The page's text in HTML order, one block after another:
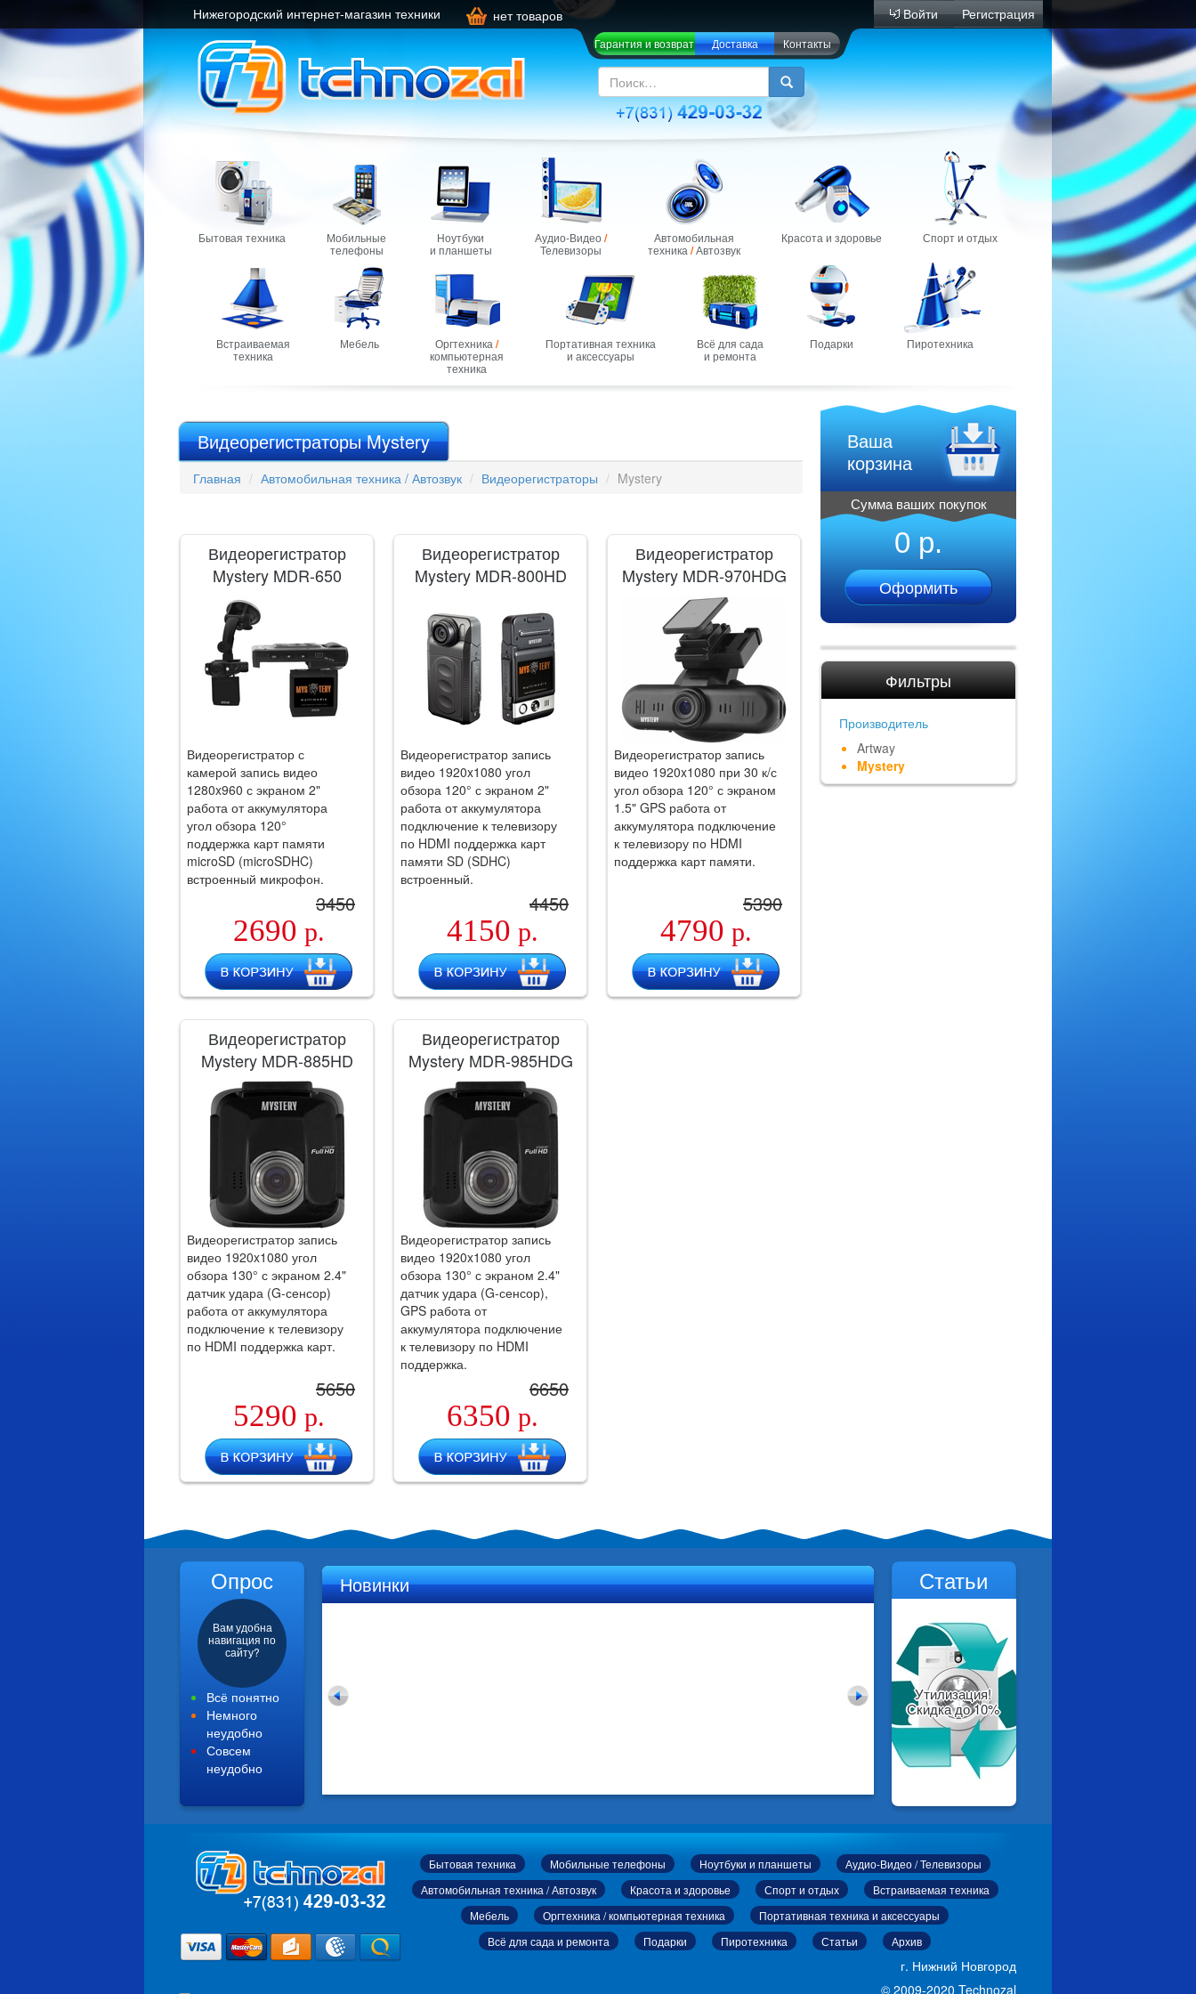
Нижегородский интернет-магазин техники нет товаров
Гарантия и возврат Доставка Контакты
Войти Регистрация
Бытовая техника
Мобильные
телефоны
Ноутбуки
и планшеты
Аудио-Видео/
Телевизоры
Автомобильная
техника /Автозвук
Красота и здоровье Спорт и отдых
Встраиваемая
техника
Мебель Оргтехника /
компьютерная
техника
Портативная техника
и аксессуары
Всё для сада
и ремонта
Подарки Пиротехника
Видеорегистраторы Mystery
Главная Автомобильная техника / Автозвук Видеорегистраторы Mystery
Видеорегистратор
Mystery MDR-650
Видеорегистратор с
камерой запись видео
1280x960 с экраном 2"
работа от аккумулятора
угол обзора 120°
поддержка карт памяти
microSD (microSDHC)
встроенный микрофон.
3450
2690 р.
Видеорегистратор
Mystery MDR-800HD
Видеорегистратор запись
видео 1920x1080 угол
обзора 120° с экраном 2"
работа от аккумулятора
подключение к телевизору
по HDMI поддержка карт
памяти SD (SDHC)
встроенный.
4450
4150 р.
Видеорегистратор
Mystery MDR-970HDG
Видеорегистратор запись
видео 1920x1080 при 30 к/с
угол обзора 120° с экраном
1.5" GPS работа от
аккумулятора подключение
к телевизору по HDMI
поддержка карт памяти.
5390
4790 р.
Видеорегистратор
Mystery MDR-885HD
Видеорегистратор запись
видео 1920x1080 угол
обзора 130° с экраном 2.4"
датчик удара (G-сенсор)
работа от аккумулятора
подключение к телевизору
по HDMI поддержка карт.
5650
5290 р.
Видеорегистратор
Mystery MDR-985HDG
Видеорегистратор запись
видео 1920x1080 угол
обзора 130° с экраном 2.4"
датчик удара (G-сенсор),
GPS работа от
аккумулятора подключение
к телевизору по HDMI
поддержка.
6650
6350 р.
Ваша
корзина
Сумма ваших покупок
0 р.
Оформить
Фильтры
Производитель
Artway
Mystery
Опрос
Вам удобна
навигация по
сайту?
Всё понятно
Немного
неудобно
Совсем
неудобно
Новинки Статьи
Утилизация!
Скидка до 10%
Бытовая техника Мобильные телефоны Ноутбуки и планшеты
Аудио-Видео / Телевизоры
Автомобильная техника / Автозвук
Красота и здоровье Спорт и отдых
Встраиваемая техника
Мебель
Оргтехника / компьютерная техника
Портативная техника и аксессуары
Всё для сада и ремонта
Подарки Пиротехника Статьи Архив
г. Нижний Новгород
© 2009-2020 Technozal